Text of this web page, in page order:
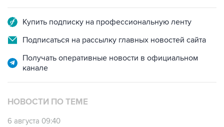
Купить подписку на профессиональную ленту
Подписаться на рассылку главных новостей сайта
Получать оперативные новости в официальном
канале
НОВОСТИ ПО ТЕМЕ
6 августа 09:40